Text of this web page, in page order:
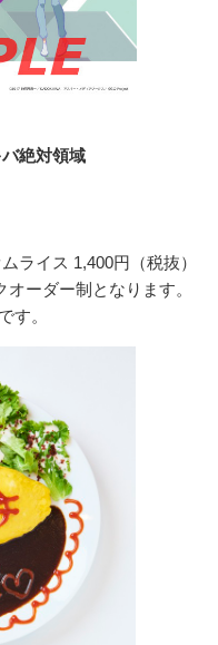
絶対領域
ライス 1,400円（税抜）
ーダー制となります。
す。